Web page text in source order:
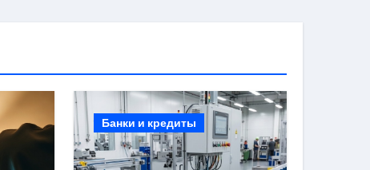
Банки и кредиты